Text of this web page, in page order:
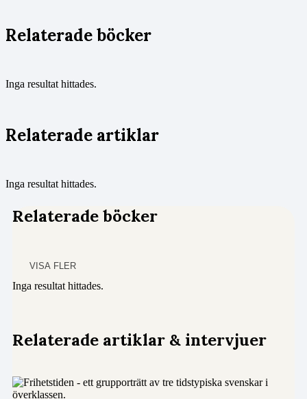
Relaterade böcker
Inga resultat hittades.
Relaterade artiklar
Inga resultat hittades.
Relaterade böcker
VISA FLER
Inga resultat hittades.
Relaterade artiklar & intervjuer